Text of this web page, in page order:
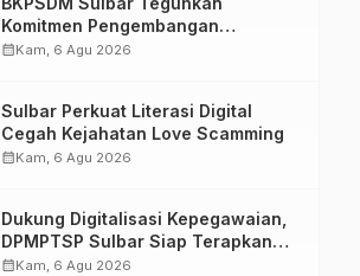
Komitmen Pengembangan
Kompetensi ASN melalui
calendar_monthKam, 6 Agu 2026
Sulbar Perkuat Literasi Digital
Cegah Kejahatan Love Scamming
calendar_monthKam, 6 Agu 2026
Dukung Digitalisasi Kepegawaian,
DPMPTSP Sulbar Siap Terapkan
Aplikasi FLEKSI ASN
calendar_monthKam, 6 Agu 2026